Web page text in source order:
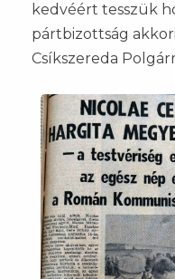
kedvéért tesszük
pártbizottság
Csíkszereda